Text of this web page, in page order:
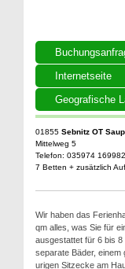
Internetseite
Geografische
01855 Sebnitz OT
Mittelweg 5
Telefon: 035974 169982
7 Betten + zusätzlich
Wir haben das
qm alles, was Sie für
ausgestattet für 6 bis
separate Bäder,
urigen Sitzecke am